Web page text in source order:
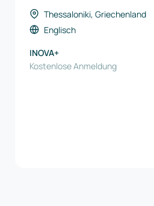
Thessaloniki, Griechenland
Englisch
INOVA+
Kostenlose Anmeldung